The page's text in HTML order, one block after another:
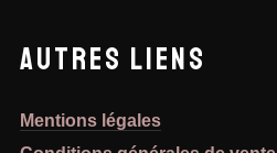
AUTRES LIENS
Mentions légales